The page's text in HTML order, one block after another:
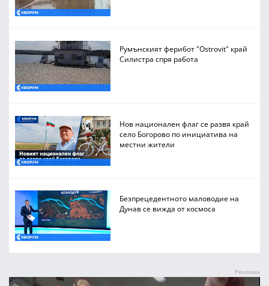
Румънският ферибот "Ostrovit" край
Силистра спря работа
Нов национален флаг се развя край
село Богорово по инициатива на
местни жители
Безпрецедентното маловодие на
Дунав се вижда от космоса